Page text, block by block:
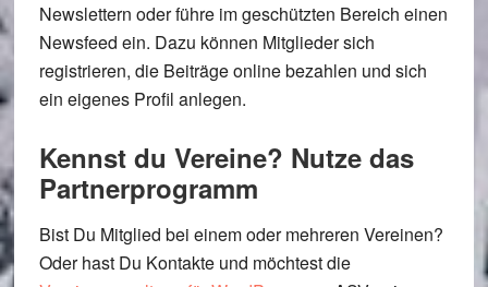
Newslettern oder führe im geschützten Bereich einen
Newsfeed ein. Dazu können Mitglieder sich
registrieren, die Beiträge online bezahlen und sich
ein eigenes Profil anlegen.
Kennst du Vereine? Nutze das
Partnerprogramm
Bist Du Mitglied bei einem oder mehreren Vereinen?
Oder hast Du Kontakte und möchtest die